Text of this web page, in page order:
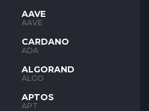
AAVE
AAVE
CARDANO
ADA
ALGORAND
ALGO
APTOS
APT